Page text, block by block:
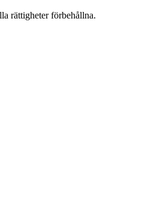
rättigheter förbehållna.